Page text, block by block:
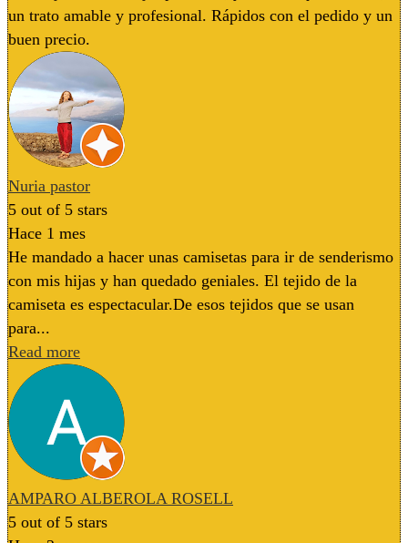
un trato amable y profesional. Rápidos con el pedido y un
buen precio.
Nuria pastor
5 out of 5 stars
Hace 1 mes
He mandado a hacer unas camisetas para ir de senderismo
con mis hijas y han quedado geniales. El tejido de la
camiseta es espectacular.De esos tejidos que se usan
para...
Read more
AMPARO ALBEROLA ROSELL
5 out of 5 stars